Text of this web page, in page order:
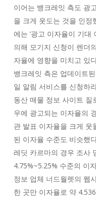
이어는 뱅크레잇 측도 광
을 크게 웃도는 것을 인정
에는 ‘광고 이자율이 기
의해 모기지 신청이 렌더
자율에 영향을 미치고 있
뱅크레잇 측은 업데이트
일 알림 서비스를 신청하
동산 매물 정보 사이트 질
우에 광고되는 이자율의
관 발표 이자율을 크게 웃
된 이자율 수준도 비슷했
레딧 카르마의 경우 조사
4.75%~5.25% 수준의 이
정보 업체 너드월렛의 웹
한 곳만 이자율로 약